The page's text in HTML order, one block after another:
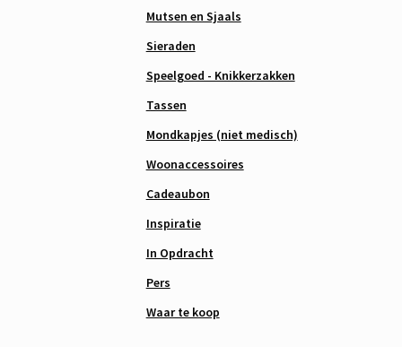
Mutsen en Sjaals
Sieraden
Speelgoed - Knikkerzakken
Tassen
Mondkapjes (niet medisch)
Woonaccessoires
Cadeaubon
Inspiratie
In Opdracht
Pers
Waar te koop